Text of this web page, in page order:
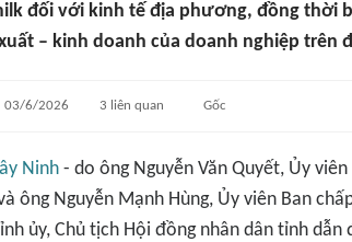
đối với kinh tế địa phương, đồng thời
– kinh doanh của doanh nghiệp trên
03/6/2026 3 liên quan Gốc
Ninh - do ông Nguyễn Văn Quyết, Ủy
ông Nguyễn Mạnh Hùng, Ủy viên Ban
ủy, Chủ tịch Hội đồng nhân dân tỉnh dẫn